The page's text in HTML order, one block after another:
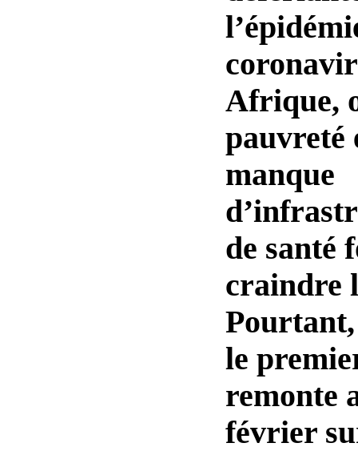
Afrique,
pauvreté
manque
de santé
craindre
le
remonte
février